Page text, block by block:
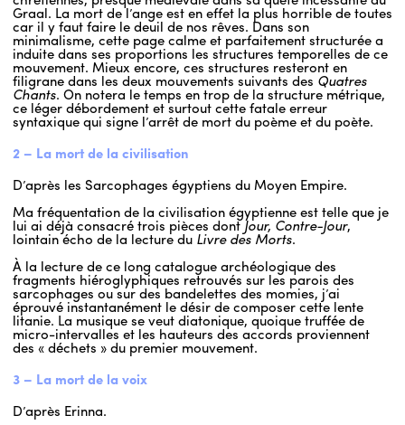
Graal. La mort de l’ange est en effet la plus horrible de toutes
car il y faut faire le deuil de nos rêves. Dans son
minimalisme, cette page calme et parfaitement structurée a
induite dans ses proportions les structures temporelles de ce
mouvement. Mieux encore, ces structures resteront en
filigrane dans les deux mouvements suivants des Quatres
Chants. On notera le temps en trop de la structure métrique,
ce léger débordement et surtout cette fatale erreur
syntaxique qui signe l’arrêt de mort du poème et du poète.
2 – La mort de la civilisation
D’après les Sarcophages égyptiens du Moyen Empire.
Ma fréquentation de la civilisation égyptienne est telle que je
lui ai déjà consacré trois pièces dontJour, Contre-Jour,
lointain écho de la lecture du Livre des Morts.
À la lecture de ce long catalogue archéologique des
fragments hiéroglyphiques retrouvés sur les parois des
sarcophages ou sur des bandelettes des momies, j’ai
éprouvé instantanément le désir de composer cette lente
litanie. La musique se veut diatonique, quoique truffée de
micro-intervalles et les hauteurs des accords proviennent
des « déchets » du premier mouvement.
3 – La mort de la voix
D’après Erinna.